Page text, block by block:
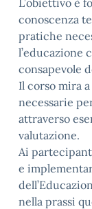
L’obiettivo è
conoscenza
pratiche
l’educazione
consapevole
Il corso mira
necessarie
attraverso
valutazione.
Ai
e
nella prassi